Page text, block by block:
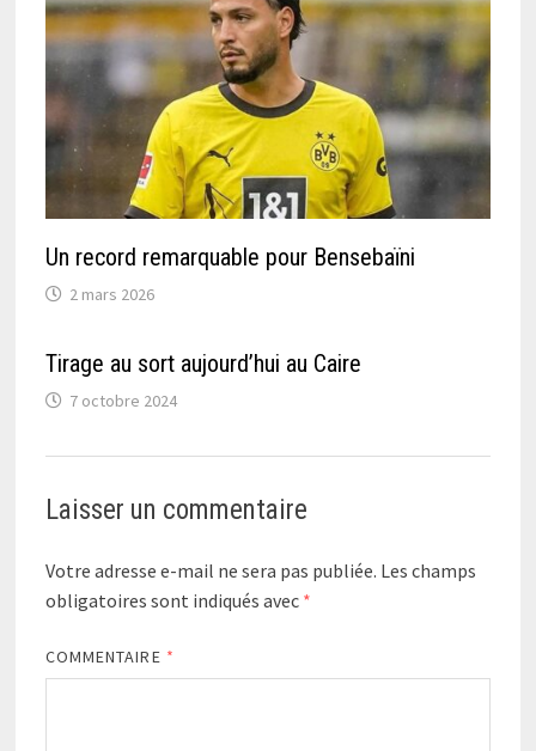
Un record remarquable pour Bensebaïni
2 mars 2026
Tirage au sort aujourd’hui au Caire
7 octobre 2024
Laisser un commentaire
Votre adresse e-mail ne sera pas publiée. Les champs
obligatoires sont indiqués avec *
COMMENTAIRE *